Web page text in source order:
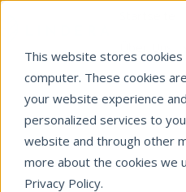
This website stores cookies
computer. These cookies
your website experience
personalized services to
website and through other
more about the cookies we
Privacy Policy.